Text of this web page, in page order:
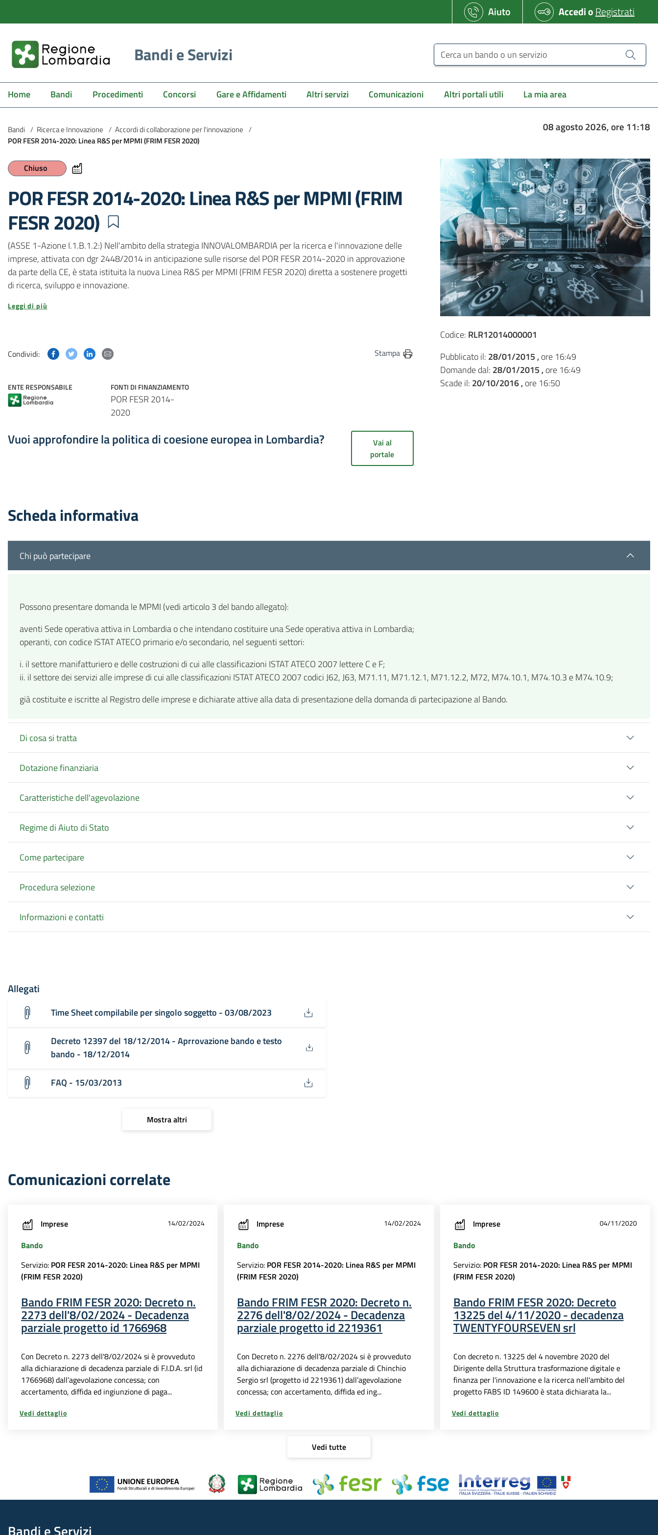
Aiuto AccedioRegistrati
Bandi e Servizi Cerca un bando o un servizio
Home Bandi Procedimenti Concorsi Gare e Affidamenti Altri servizi Comunicazioni Altri portali utili La mia area
Bandi / Ricerca e Innovazione / Accordi di collaborazione per l'innovazione /
POR FESR 2014-2020: Linea R&S per MPMI (FRIM FESR 2020)
08 agosto 2026, ore 11:18
Chiuso
POR FESR 2014-2020: Linea R&S per MPMI (FRIM
FESR 2020)
(ASSE 1-Azione I.1.B.1.2:) Nell'ambito della strategia INNOVALOMBARDIA per la ricerca e l'innovazione delle
imprese, attivata con dgr 2448/2014 in anticipazione sulle risorse del POR FESR 2014-2020 in approvazione
da parte della CE, è stata istituita la nuova Linea R&S per MPMI (FRIM FESR 2020) diretta a sostenere progetti
di ricerca, sviluppo e innovazione.
Leggi di più
Condividi: Condividi questa pagina su Facebook
Condividi questa pagina su Twitter
Condividi questa pagina su Linkedin Stampa
ENTE RESPONSABILE FONTI DI FINANZIAMENTO
POR FESR 2014-
2020
Vuoi approfondire la politica di coesione europea in Lombardia?
Vai al
portale
Codice: RLR12014000001
Pubblicato il: 28/01/2015 ,ore 16:49
Domande dal: 28/01/2015 ,ore 16:49
Scade il: 20/10/2016 ,ore 16:50
Scheda informativa
Chi può partecipare
Possono presentare domanda le MPMI (vedi articolo 3 del bando allegato):
aventi Sede operativa attiva in Lombardia o che intendano costituire una Sede operativa attiva in Lombardia;
operanti, con codice ISTAT ATECO primario e/o secondario, nel seguenti settori:
i. il settore manifatturiero e delle costruzioni di cui alle classificazioni ISTAT ATECO 2007 lettere C e F;
ii. il settore dei servizi alle imprese di cui alle classificazioni ISTAT ATECO 2007 codici J62, J63, M71.11, M71.12.1, M71.12.2, M72, M74.10.1, M74.10.3 e M74.10.9;
già costituite e iscritte al Registro delle imprese e dichiarate attive alla data di presentazione della domanda di partecipazione al Bando.
Di cosa si tratta
Dotazione finanziaria
Caratteristiche dell'agevolazione
Regime di Aiuto di Stato
Come partecipare
Procedura selezione
Informazioni e contatti
Allegati
Time Sheet compilabile per singolo soggetto - 03/08/2023
Decreto 12397 del 18/12/2014 - Aprrovazione bando e testo
bando - 18/12/2014
FAQ - 15/03/2013
Mostra altri
Comunicazioni correlate
Imprese 14/02/2024
Bando
Servizio: POR FESR 2014-2020: Linea R&S per MPMI
(FRIM FESR 2020)
Bando FRIM FESR 2020: Decreto n.
2273 dell'8/02/2024 - Decadenza
parziale progetto id 1766968
Con Decreto n. 2273 dell'8/02/2024 si è provveduto
alla dichiarazione di decadenza parziale di F.I.D.A. srl (id
1766968) dall’agevolazione concessa; con
accertamento, diffida ed ingiunzione di paga...
Vedi dettaglio
Imprese 14/02/2024
Bando
Servizio: POR FESR 2014-2020: Linea R&S per MPMI
(FRIM FESR 2020)
Bando FRIM FESR 2020: Decreto n.
2276 dell'8/02/2024 - Decadenza
parziale progetto id 2219361
Con Decreto n. 2276 dell'8/02/2024 si è provveduto
alla dichiarazione di decadenza parziale di Chinchio
Sergio srl (progetto id 2219361) dall’agevolazione
concessa; con accertamento, diffida ed ing...
Vedi dettaglio
Imprese 04/11/2020
Bando
Servizio: POR FESR 2014-2020: Linea R&S per MPMI
(FRIM FESR 2020)
Bando FRIM FESR 2020: Decreto
13225 del 4/11/2020 - decadenza
TWENTYFOURSEVEN srl
Con decreto n. 13225 del 4 novembre 2020 del
Dirigente della Struttura trasformazione digitale e
finanza per l'innovazione e la ricerca nell'ambito del
progetto FABS ID 149600 è stata dichiarata la...
Vedi dettaglio
Vedi tutte
Bandi e Servizi